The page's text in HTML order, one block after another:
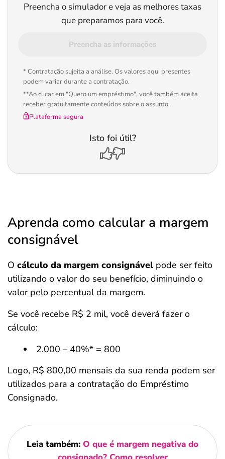
Preencha o simulador e veja as melhores taxas
que preparamos para você.
Preencha as informações
* Contratação sujeita a análise. Os valores aqui presentes
podem variar durante a contratação.
**Ao clicar em "Quero um empréstimo", você também aceita
receber gratuitamente conteúdos sobre o assunto.
Plataforma segura
Isto foi útil?
Aprenda como calcular a margem
consignável
O cálculo da margem consignável pode ser feito
utilizando o valor do seu benefício, diminuindo o
valor pelo percentual da margem.
Se você recebe R$ 2 mil, você deverá fazer o
cálculo:
2.000 – 40%* = 800
Logo, R$ 800,00 mensais da sua renda podem ser
utilizados para a contratação do Empréstimo
Consignado.
Leia também: O que é margem negativa do